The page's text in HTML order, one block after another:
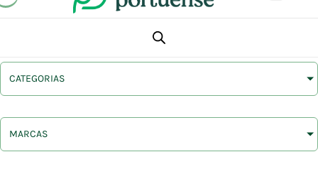
CATEGORIAS
MARCAS